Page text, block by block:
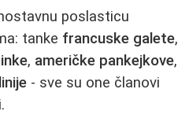
poslasticu
tanke francuske galete,
, američke pankejkove,
- sve su one članovi